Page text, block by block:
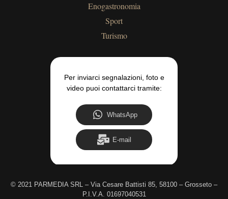
Enogastronomia
Sport
Turismo
Per inviarci segnalazioni, foto e
video puoi contattarci tramite:
WhatsApp
E-mail
© 2021 PARMEDIA SRL – Via Cesare Battisti 85, 58100 – Grosseto –
P.I.V.A. 01697040531